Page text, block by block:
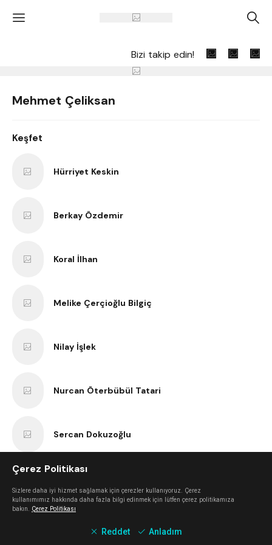
' A
Bizi takip edin!
Mehmet Çeliksan
Keşfet
Hürriyet Keskin
Berkay Özdemir
Koral İlhan
Melike Çerçioğlu Bilgiç
Nilay İşlek
Nurcan Öterbübül Tatari
Sercan Dokuzoğlu
Çerez Politikası
Sizlere daha iyi hizmet sağlamak için çerezler kullanıyoruz. Çerez
kullanımımız hakkında daha fazla bilgi edinmek için lütfen çerez politikamıza
bakın. Çerez Politikası
Reddet Anladım